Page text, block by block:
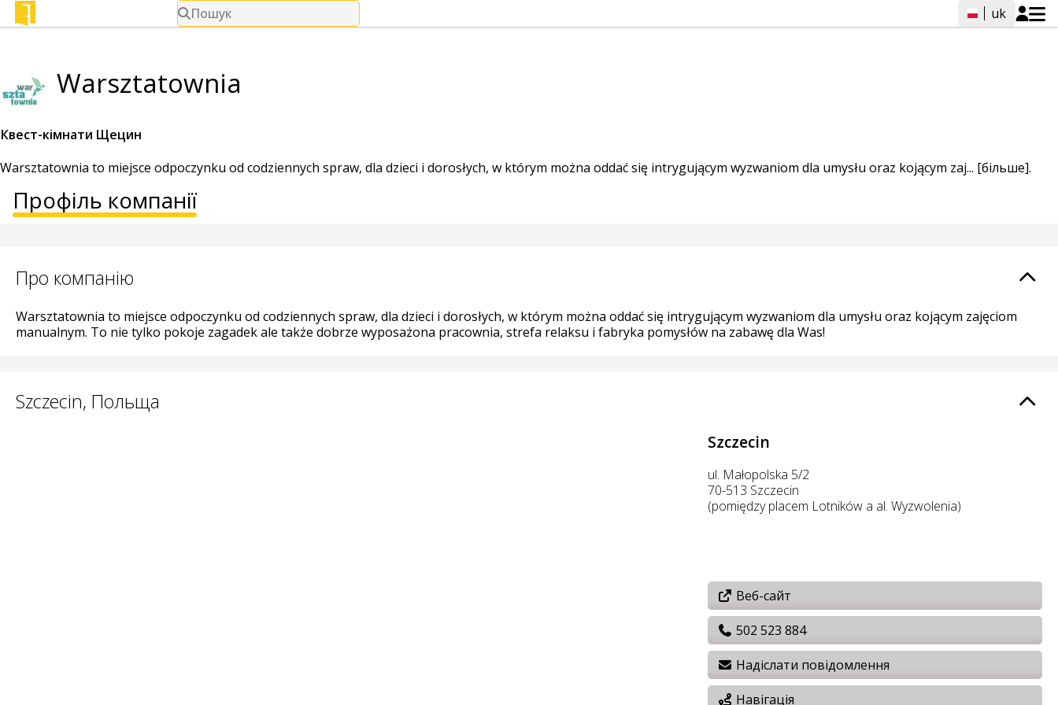
Пошук uk
Warsztatownia
Квест-кімнати Щецин
Warsztatownia to miejsce odpoczynku od codziennych spraw, dla dzieci i dorosłych, w którym można oddać się intrygującym wyzwaniom dla umysłu oraz kojącym zaj... [більше].
Профіль компанії
Про компанію
Warsztatownia to miejsce odpoczynku od codziennych spraw, dla dzieci i dorosłych, w którym można oddać się intrygującym wyzwaniom dla umysłu oraz kojącym zajęciom
manualnym. To nie tylko pokoje zagadek ale także dobrze wyposażona pracownia, strefa relaksu i fabryka pomysłów na zabawę dla Was!
Szczecin, Польща
Szczecin
ul. Małopolska 5/2
70-513 Szczecin
(pomiędzy placem Lotników a al. Wyzwolenia)
Веб-сайт
502 523 884
Надіслати повідомлення
Навігація